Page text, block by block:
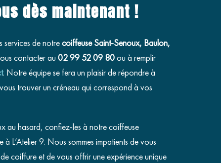
dès maintenant !
services de notrecoiffeuse Saint-Senoux, Baulon,
contacter au 02 99 52 09 80ou à remplir
. Notre équipe se fera un plaisir de répondre à
trouver un créneau qui correspond à vos
au hasard, confiez-les à notre coiffeuse
à L’Atelier 9. Nous sommes impatients de vous
coiffure et de vous offrir une expérience unique